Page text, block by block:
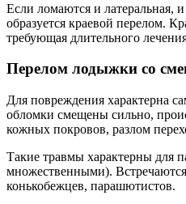
Если ломаются и латеральная,
образуется краевой перелом.
требующая длительного
Перелом лодыжки со
Для повреждения характерна
обломки смещены сильно,
кожных покровов, разлом
Такие травмы характерны для
множественными).
конькобежцев, парашютистов.